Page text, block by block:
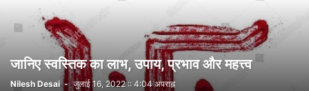
जानिए स्वस्तिक का लाभ, उपाय, प्रभाव और महत्त्व
Nilesh Desai - जुलाई 16, 2022 :: 4:04 अपराह्न